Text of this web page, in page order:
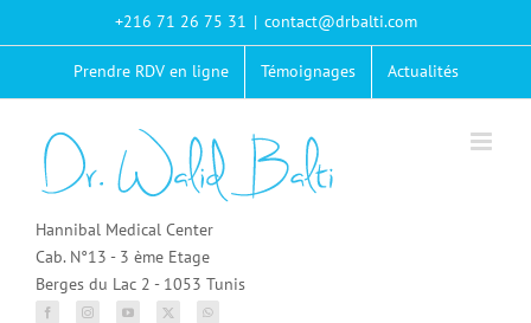
+216 71 26 75 31 | contact@drbalti.com
Prendre RDV en ligne Témoignages Actualités
Hannibal Medical Center
Cab. N°13 - 3 ème Etage
Berges du Lac 2 - 1053 Tunis